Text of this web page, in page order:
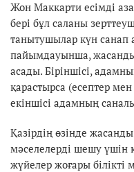
Жон Маккарти есімді
бері бұл саланы
танытушылар күн
пайымдауынша, жасанды
асады. Біріншісі,
қарастырса (есептер
екіншісі адамның
Қазірдің өзінде
мәселелерді шешу үшін
жүйелер жоғары білікті